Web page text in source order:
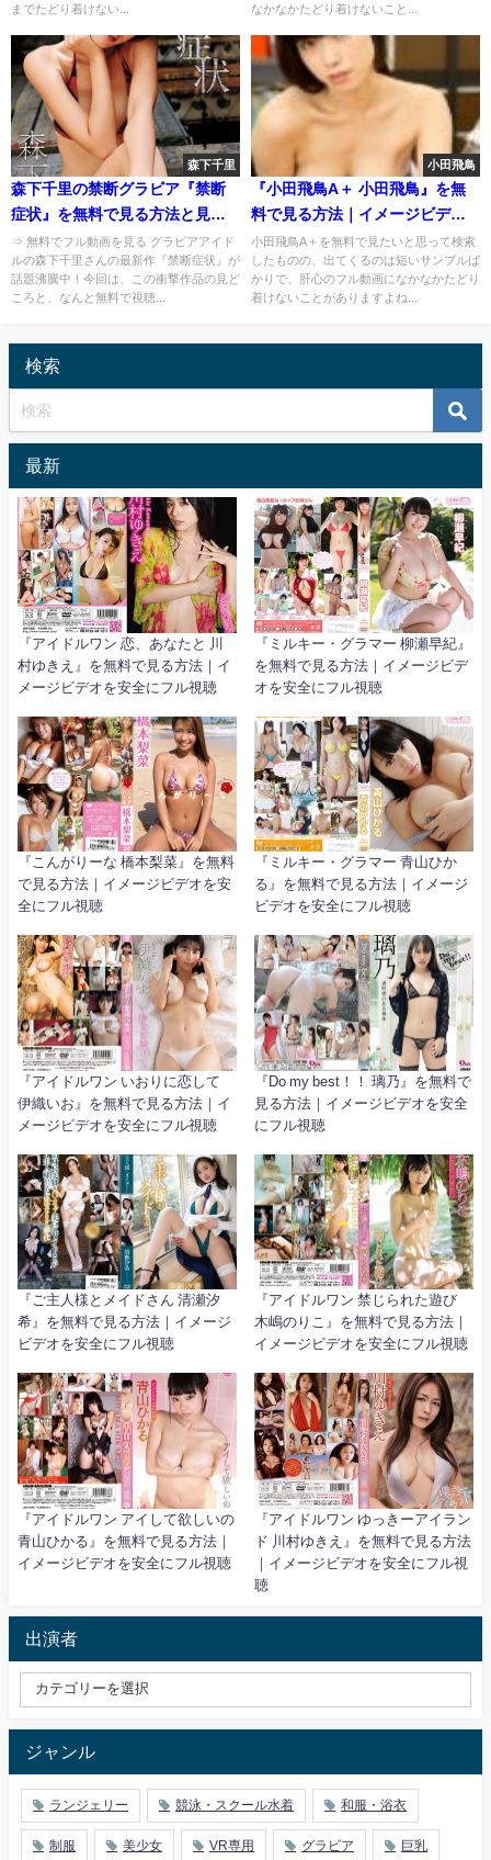
までたどり着けない...
なかなかたどり着けないこと...
森下千里
森下千里の禁断グラビア『禁断
症状』を無料で見る方法と見ど
ころを徹底解説！
⇒ 無料でフル動画を見る グラビアアイド
ルの森下千里さんの最新作『禁断症状』が
話題沸騰中！今回は、この衝撃作品の見ど
ころと、なんと無料で視聴...
小田飛鳥
『小田飛鳥A＋ 小田飛鳥』を無
料で見る方法｜イメージビデオ
を安全にフル視聴
小田飛鳥A＋を無料で見たいと思って検索
したものの、出てくるのは短いサンプルば
かりで、肝心のフル動画になかなかたどり
着けないことがありますよね...
検索
最新
『アイドルワン 恋、あなたと 川
村ゆきえ』を無料で見る方法｜イ
メージビデオを安全にフル視聴
『ミルキー・グラマー 柳瀬早紀』
を無料で見る方法｜イメージビデ
オを安全にフル視聴
『こんがりーな 橋本梨菜』を無料
で見る方法｜イメージビデオを安
全にフル視聴
『ミルキー・グラマー 青山ひか
る』を無料で見る方法｜イメージ
ビデオを安全にフル視聴
『アイドルワン いおりに恋して
伊織いお』を無料で見る方法｜イ
メージビデオを安全にフル視聴
『Do my best！！ 璃乃』を無料で
見る方法｜イメージビデオを安全
にフル視聴
『ご主人様とメイドさん 清瀬汐
希』を無料で見る方法｜イメージ
ビデオを安全にフル視聴
『アイドルワン 禁じられた遊び
木嶋のりこ』を無料で見る方法｜
イメージビデオを安全にフル視聴
『アイドルワン アイして欲しいの
青山ひかる』を無料で見る方法｜
イメージビデオを安全にフル視聴
『アイドルワン ゆっきーアイラン
ド 川村ゆきえ』を無料で見る方法
｜イメージビデオを安全にフル視
聴
出演者
ジャンル
ランジェリー 競泳・スクール水着 和服・浴衣
制服 美少女 VR専用 グラビア 巨乳